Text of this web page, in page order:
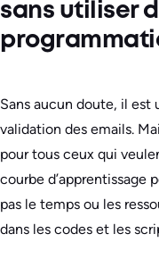
sans utiliser
Sans aucun doute, il est
validation des emails.
pour tous ceux qui
courbe d’apprentissage
pas le temps ou les
dans les codes et les